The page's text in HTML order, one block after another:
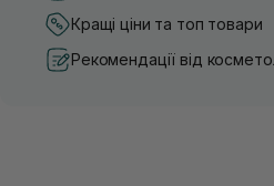
Кращі ціни та топ товари
Рекомендації від